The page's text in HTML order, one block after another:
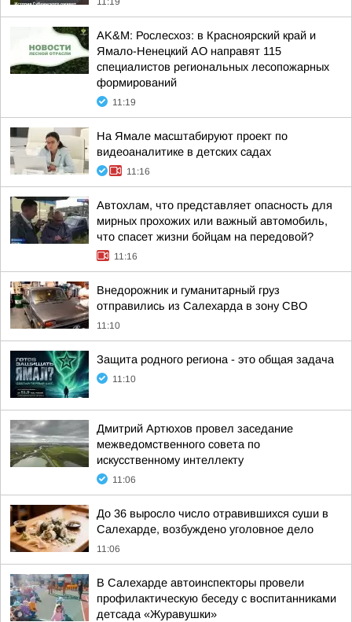
AK&M: Рослесхоз: в Красноярский край и
Ямало-Ненецкий АО направят 115
специалистов региональных лесопожарных
формирований
11:19
На Ямале масштабируют проект по
видеоаналитике в детских садах
11:16
Автохлам, что представляет опасность для
мирных прохожих или важный автомобиль,
что спасет жизни бойцам на передовой?
11:16
Внедорожник и гуманитарный груз
отправились из Салехарда в зону СВО
11:10
Защита родного региона - это общая задача
11:10
Дмитрий Артюхов провел заседание
межведомственного совета по
искусственному интеллекту
11:06
До 36 выросло число отравившихся суши в
Салехарде, возбуждено уголовное дело
11:06
В Салехарде автоинспекторы провели
профилактическую беседу с воспитанниками
детсада «Журавушки»